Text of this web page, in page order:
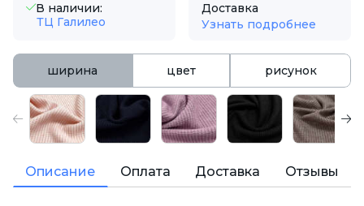
В наличии:
ТЦ Галилео
Доставка
Узнать подробнее
ширина цвет рисунок
Описание Оплата Доставка Отзывы